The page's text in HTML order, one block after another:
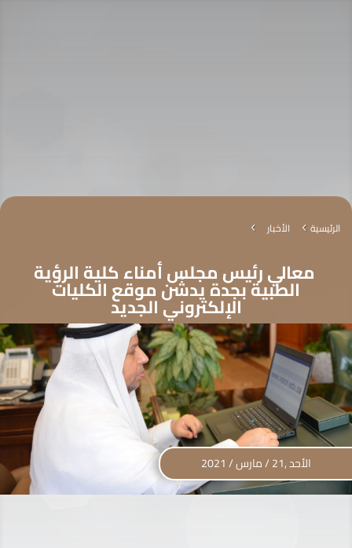
الرئيسية 4 الأخبار 4
معالي رئيس مجلس أمناء كلية الرؤية
الطبية بجدة يدشّن موقع الكليات
الإلكتروني الجديد
الأحد ,21 / مارس / 2021